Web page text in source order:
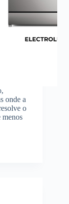
onde a
o
menos